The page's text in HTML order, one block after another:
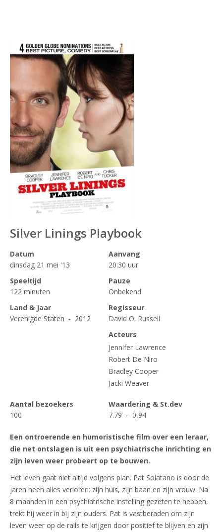
Silver Linings Playbook
Datum
dinsdag 21 mei '13
Aanvang
20:30 uur
Speeltijd
122 minuten
Pauze
Onbekend
Land & Jaar
Verenigde Staten - 2012
Regisseur
David O. Russell
Acteurs
Jennifer Lawrence
Robert De Niro
Bradley Cooper
Jacki Weaver
Aantal bezoekers
100
Waardering & St.dev
7.79 - 0,94
Een ontroerende en humoristische film over een leraar,
die net ontslagen is uit een psychiatrische inrichting en
zijn leven weer probeert op te bouwen.
Het leven gaat niet altijd volgens plan. Pat Solatano is door de
jaren heen alles verloren: zijn huis, zijn baan en zijn vrouw. Na
8 maanden in een psychiatrische instelling gezeten te hebben,
trekt hij weer in bij zijn ouders. Pat is vastberaden om zijn
leven weer op de rails te krijgen door positief te blijven en zijn